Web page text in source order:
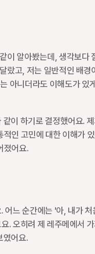
이 알아봤는데, 생각보다
랐고, 저는 일반적인 배경
아니더라도 이해도가 있
이 하기로 결정했어요.
인 고민에 대한 이해가
졌어요.
어느 순간에는 '아, 내가 처
. 오히려 제 레주메에서
였어요.